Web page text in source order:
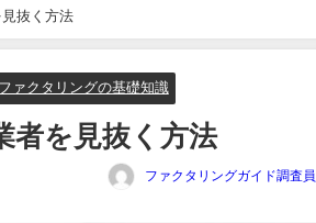
見抜く方法
ァクタリングの基礎知識
者を見抜く方法
ファクタリングガイド調査員